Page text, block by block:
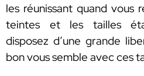
les réunissant quand vous
teintes et les tailles
disposez d’une grande
bon vous semble avec ces